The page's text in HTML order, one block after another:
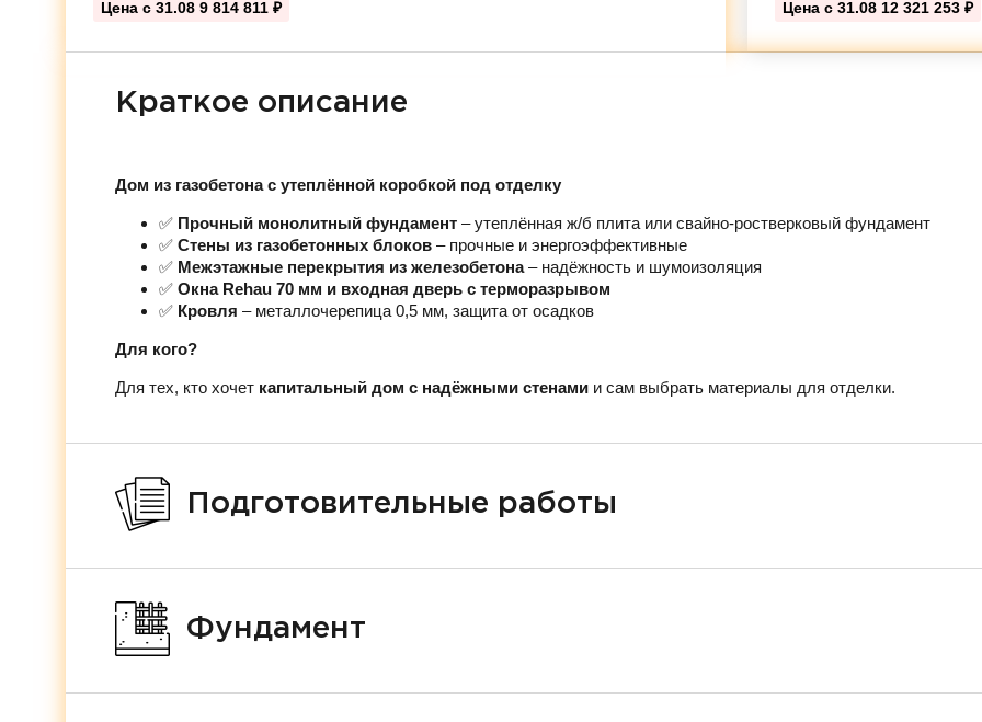
Цена с 31.08 9 814 811 ₽
Цена с 31.08 12 321 253 ₽
Краткое описание
Дом из газобетона с утеплённой коробкой под отделку
✅ Прочный монолитный фундамент – утеплённая ж/б плита или свайно-ростверковый фундамент
✅ Стены из газобетонных блоков – прочные и энергоэффективные
✅ Межэтажные перекрытия из железобетона– надёжность и шумоизоляция
✅ Окна Rehau 70 мм и входная дверь с терморазрывом
✅ Кровля – металлочерепица 0,5 мм, защита от осадков
Для кого?
Для тех, кто хочет капитальный дом с надёжными стенами и сам выбрать материалы для отделки.
Подготовительные работы
Фундамент